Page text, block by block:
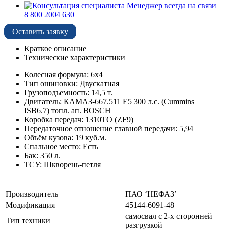
Менеджер всегда на связи
8 800 2004 630
Оставить заявку
Краткое описание
Технические характеристики
Колесная формула: 6х4
Тип ошиновки: Двускатная
Грузоподъемность: 14,5 т.
Двигатель: КАМАЗ-667.511 Е5 300 л.с. (Cummins
ISB6.7) топл. ап. BOSCH
Коробка передач: 1310ТО (ZF9)
Передаточное отношение главной передачи: 5,94
Объём кузова: 19 куб.м.
Спальное место: Есть
Бак: 350 л.
ТСУ: Шкворень-петля
Производитель
ПАО ‘НЕФАЗ’
Модификация
45144-6091-48
Тип техники
самосвал с 2-х сторонней
разгрузкой